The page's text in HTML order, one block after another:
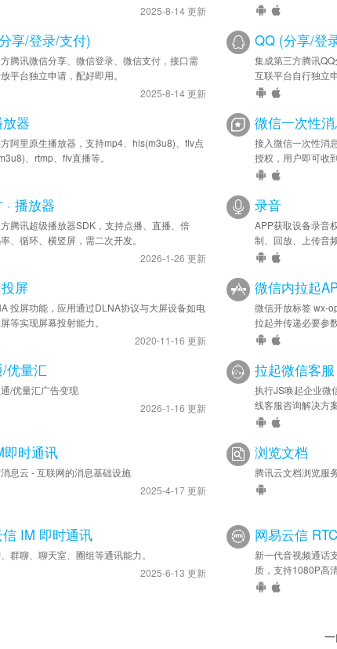
2025-8-14 更新
享/登录/支付)
腾讯微信分享、微信登录、微信支付，接口需
平台独立申请，配好即用。
2025-8-14 更新
QQ (分享/登
集成第三方腾讯
互联平台自行独立
器
阿里原生播放器，支持mp4、hls(m3u8)、flv点
、rtmp、flv直播等。
微信一次性
接入微信一次性消
授权，用户即可收
· 播放器
腾讯超级播放器SDK，支持点播、直播、倍
、循环、横竖屏，需二次开发。
2026-1-26 更新
录音
APP获取设备录音
制、回放、上传音
屏
投屏功能，应用通过DLNA协议与大屏设备如电
等实现屏幕投射能力。
2020-11-16 更新
微信内拉起
微信开放标签 wx-
拉起并传递必要参
优量汇
/优量汇广告变现
2026-1-16 更新
拉起微信客服
执行JS唤起企业微
线客服咨询解决方案
即时通讯
息云 - 互联网的消息基础设施
2025-4-17 更新
浏览文档
腾讯云文档浏览服
IM 即时通讯
群聊、聊天室、圈组等通讯能力。
2025-6-13 更新
网易云信
新一代音视频通话
质，支持1080P高